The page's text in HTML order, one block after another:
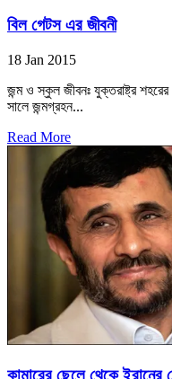
বিল গেটস এর জীবনী
18 Jan 2015
জন্ম ও স্কুল জীবনঃ যুক্তরাষ্ট্র
সালে জন্মগ্রহন...
Read More
কামারের ছেলে থেকে ইরানের